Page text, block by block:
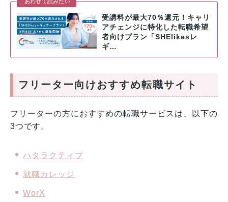
あわせて読みたい
受講料が最大70％還元！キャリ
アチェンジに特化した転職希望
者向けプラン「SHElikesレ
ギ…
フリーター向けおすすめ転職サイト
フリーターの方におすすめの転職サービスは、以下の
3つです。
ハタラクティブ
就職カレッジ
WorX